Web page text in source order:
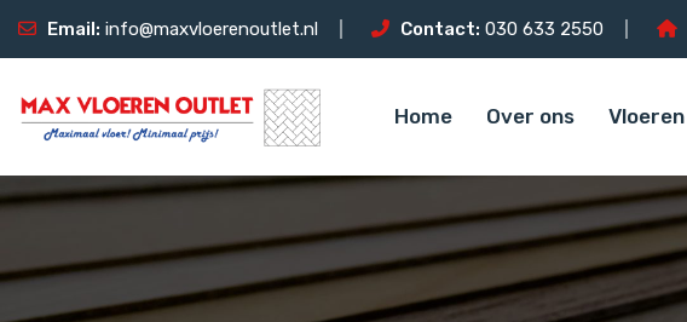
Email: info@maxvloerenoutlet.nl Contact: 030 633 2550
Home Over ons Vloeren